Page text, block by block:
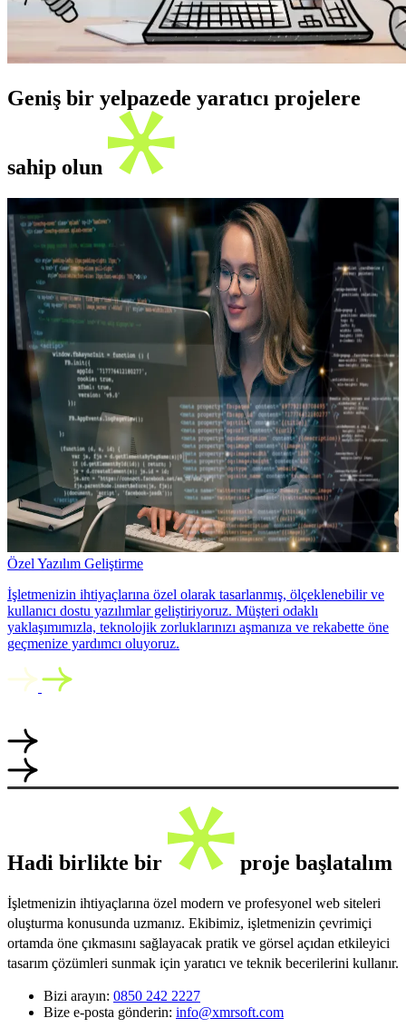
Geniş bir yelpazede yaratıcı projelere
sahip olun
Özel Yazılım Geliştirme
İşletmenizin ihtiyaçlarına özel olarak tasarlanmış, ölçeklenebilir ve
kullanıcı dostu yazılımlar geliştiriyoruz. Müşteri odaklı
yaklaşımımızla, teknolojik zorluklarınızı aşmanıza ve rekabette öne
geçmenize yardımcı oluyoruz.
Hadi birlikte bir proje başlatalım
İşletmenizin ihtiyaçlarına özel modern ve profesyonel web siteleri
oluşturma konusunda uzmanız. Ekibimiz, işletmenizin çevrimiçi
ortamda öne çıkmasını sağlayacak pratik ve görsel açıdan etkileyici
tasarım çözümleri sunmak için yaratıcı ve teknik becerilerini kullanır.
Bizi arayın: 0850 242 2227
Bize e-posta gönderin: info@xmrsoft.com